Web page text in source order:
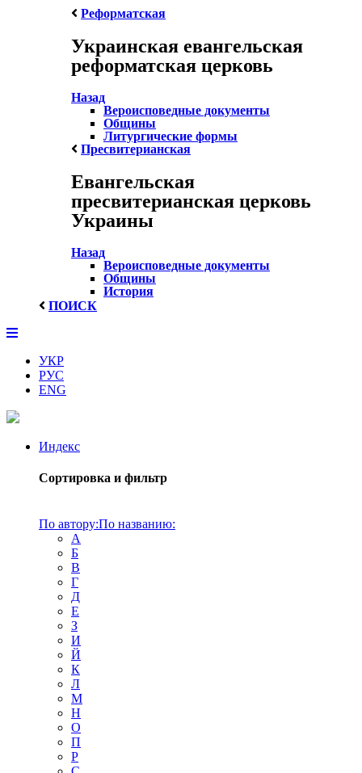
Реформатская
Украинская евангельская
реформатская церковь
Назад
Вероисповедные документы
Общины
Литургические формы
Пресвитерианская
Евангельская
пресвитерианская церковь
Украины
Назад
Вероисповедные документы
Общины
История
ПОИСК
УКР
РУС
ENG
Индекс
Сортировка и фильтр
По автору:По названию:
А
Б
В
Г
Д
Е
З
И
Й
К
Л
М
Н
О
П
Р